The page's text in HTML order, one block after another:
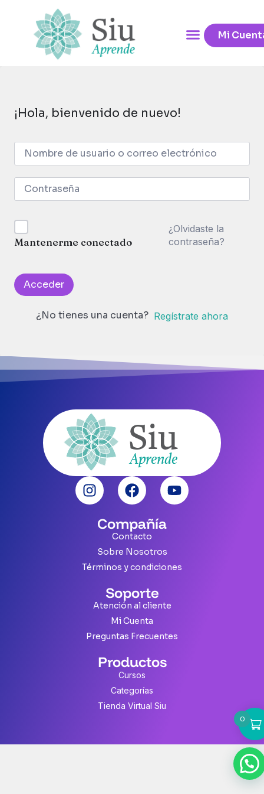
Mi
¡Hola, bienvenido de nuevo!
Mantenerme conectado
¿Olvidaste la
contraseña?
Acceder
¿No tienes una cuenta? Regístrate ahora
Compañía
Contacto
Sobre Nosotros
Términos y condiciones
Soporte
Atención al cliente
Mi Cuenta
Preguntas Frecuentes
Productos
Cursos
Categorías
Tienda Virtual Siu
0